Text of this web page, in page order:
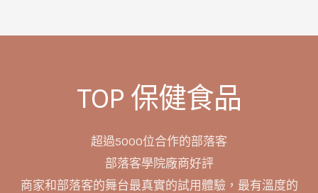
TOP 保健食品
超過5000位合作的部落客
部落客學院廠商好評
商家和部落客的舞台最真實的試用體驗，最有溫度的